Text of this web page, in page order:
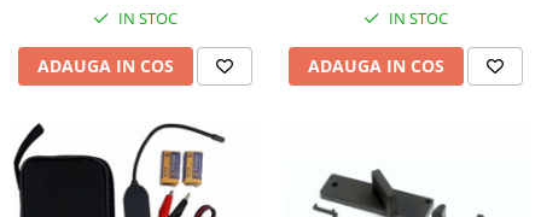
IN STOC
ADAUGA IN COS
IN STOC
ADAUGA IN COS